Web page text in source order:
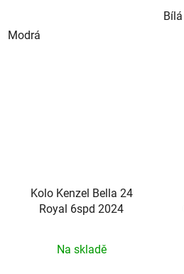
Modrá
Bílá
Kolo Kenzel Bella 24
Royal 6spd 2024
Na skladě